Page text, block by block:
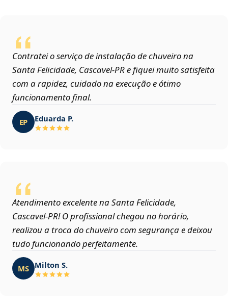
Contratei o serviço de instalação de chuveiro na
Santa Felicidade, Cascavel‑PR e fiquei muito satisfeita
com a rapidez, cuidado na execução e ótimo
funcionamento final.
EP Eduarda P.
Atendimento excelente na Santa Felicidade,
Cascavel‑PR! O profissional chegou no horário,
realizou a troca do chuveiro com segurança e deixou
tudo funcionando perfeitamente.
MS Milton S.